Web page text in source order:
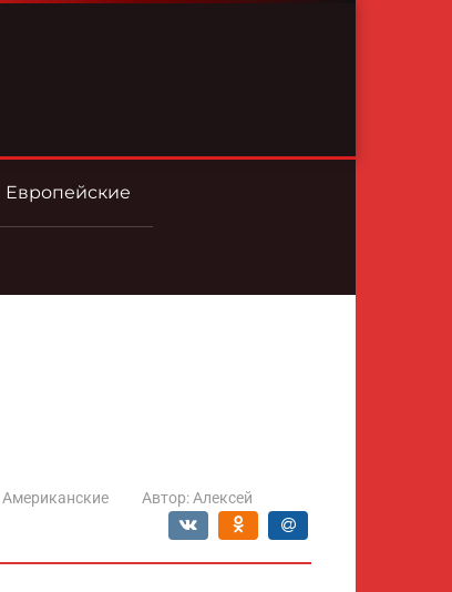
Европейские
Американские Автор: Алексей